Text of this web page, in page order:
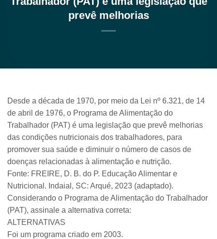
prevê melhorias
Desde a década de 1970, por meio da Lei nº 6.321, de 14
de abril de 1976, o Programa de Alimentação do
Trabalhador (PAT) é uma legislação que prevê melhorias
das condições nutricionais dos trabalhadores, para
promover sua saúde e diminuir o número de casos de
doenças relacionadas à alimentação e nutrição.
Fonte: FREIRE, D. B. do P. Educação Alimentar e
Nutricional. Indaial, SC: Arqué, 2023 (adaptado).
Considerando o Programa de Alimentação do Trabalhador
(PAT), assinale a alternativa correta:
ALTERNATIVAS
Foi um programa criado em 2003.